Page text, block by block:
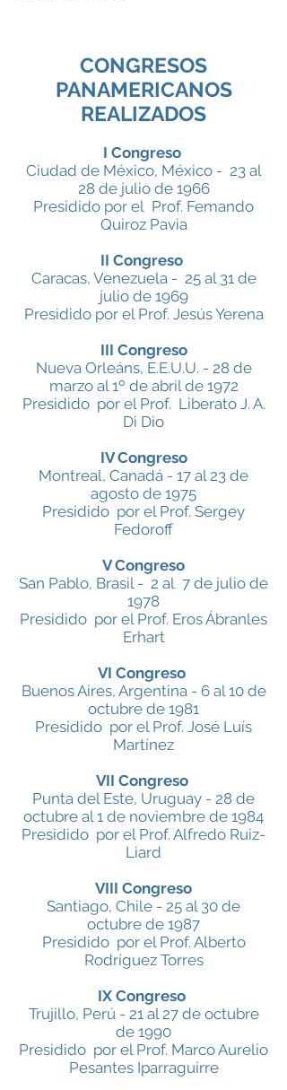
CONGRESOS
PANAMERICANOS
REALIZADOS
I Congreso
Ciudad de México, México - 23 al
28 de julio de 1966
Presidido por el Prof. Femando
Quiroz Pavia
II Congreso
Caracas, Venezuela - 25 al 31 de
julio de 1969
Presidido por el Prof. Jesús Yerena
III Congreso
Nueva Orleáns, E.E.U.U. - 28 de
marzo al 1º de abril de 1972
Presidido por el Prof. Liberato J. A.
Di Dio
IV Congreso
Montreal, Canadá - 17 al 23 de
agosto de 1975
Presidido por el Prof. Sergey
Fedoroff
V Congreso
San Pablo, Brasil - 2 al 7 de julio de
1978
Presidido por el Prof. Eros Ábranles
Erhart
VI Congreso
Buenos Aires, Argentina - 6 al 10 de
octubre de 1981
Presidido por el Prof. José Luís
Martínez
VII Congreso
Punta del Este, Uruguay - 28 de
octubre al 1 de noviembre de 1984
Presidido por el Prof. Alfredo Ruiz-
Liard
VIII Congreso
Santiago, Chile - 25 al 30 de
octubre de 1987
Presidido por el Prof. Alberto
Rodríguez Torres
IX Congreso
Trujillo, Perú - 21 al 27 de octubre
de 1990
Presidido por el Prof. Marco Aurelio
Pesantes Iparraguirre